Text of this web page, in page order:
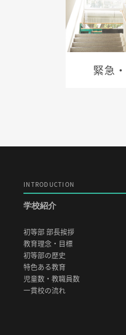
緊急
INTRODUCTION
学校紹介
初等部 部長挨拶
教育理念・目標
初等部の歴史
特色ある教育
児童数・教職員数
一貫校の流れ